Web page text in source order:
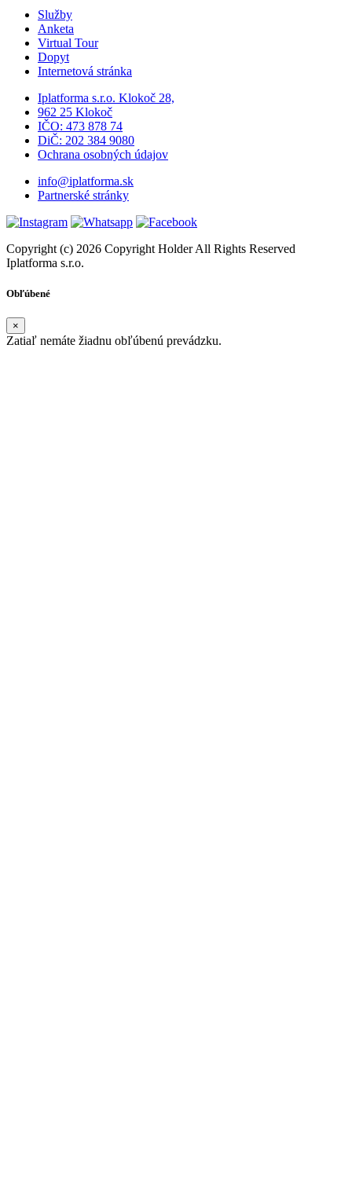
Služby
Anketa
Virtual Tour
Dopyt
Internetová stránka
Iplatforma s.r.o. Klokoč 28,
962 25 Klokoč
IČO: 473 878 74
DiČ: 202 384 9080
Ochrana osobných údajov
info@iplatforma.sk
Partnerské stránky
Copyright (c) 2026 Copyright Holder All Rights Reserved
Iplatforma s.r.o.
Obľúbené
×
Zatiaľ nemáte žiadnu obľúbenú prevádzku.